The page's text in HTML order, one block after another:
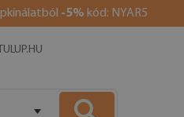
-5% kód: NYAR5